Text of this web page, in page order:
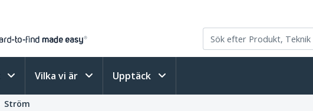
Vilka vi är Upptäck
Ström